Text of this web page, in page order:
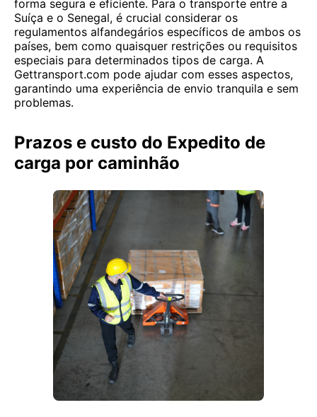
forma segura e eficiente. Para o transporte entre a
Suíça e o Senegal, é crucial considerar os
regulamentos alfandegários específicos de ambos os
países, bem como quaisquer restrições ou requisitos
especiais para determinados tipos de carga. A
Gettransport.com pode ajudar com esses aspectos,
garantindo uma experiência de envio tranquila e sem
problemas.
Prazos e custo do Expedito de
carga por caminhão